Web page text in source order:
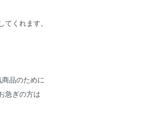
してくれます。
品のために
急ぎの方は